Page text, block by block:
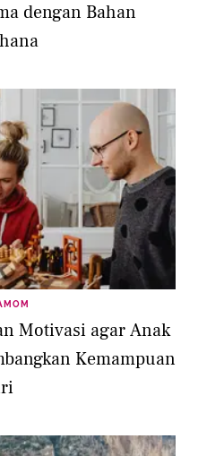
dengan Bahan
Motivasi agar Anak
Kemampuan